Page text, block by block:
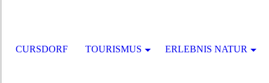
CURSDORF TOURISMUS ERLEBNIS NATUR